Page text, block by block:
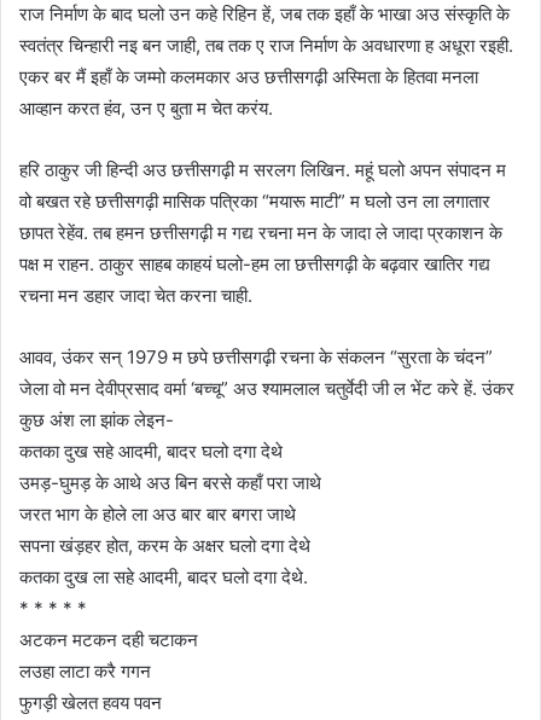
राज निर्माण के बाद घलो उन कहे रिहिन हें, जब तक इहाँ के भाखा अउ संस्कृति के
स्वतंत्र चिन्हारी नइ बन जाही, तब तक ए राज निर्माण के अवधारणा ह अधूरा रइही.
एकर बर मैं इहाँ के जम्मो कलमकार अउ छत्तीसगढ़ी अस्मिता के हितवा मनला
आव्हान करत हंव, उन ए बुता म चेत करंय.
हरि ठाकुर जी हिन्दी अउ छत्तीसगढ़ी म सरलग लिखिन. महूं घलो अपन संपादन म
वो बखत रहे छत्तीसगढ़ी मासिक पत्रिका “मयारू माटी” म घलो उन ला लगातार
छापत रेहेंव. तब हमन छत्तीसगढ़ी म गद्य रचना मन के जादा ले जादा प्रकाशन के
पक्ष म राहन. ठाकुर साहब काहयं घलो-हम ला छत्तीसगढ़ी के बढ़वार खातिर गद्य
रचना मन डहार जादा चेत करना चाही.
आवव, उंकर सन् 1979 म छपे छत्तीसगढ़ी रचना के संकलन “सुरता के चंदन”
जेला वो मन देवीप्रसाद वर्मा ‘बच्चू” अउ श्यामलाल चतुर्वेदी जी ल भेंट करे हें. उंकर
कुछ अंश ला झांक लेइन-
कतका दुख सहे आदमी, बादर घलो दगा देथे
उमड़-घुमड़ के आथे अउ बिन बरसे कहाँ परा जाथे
जरत भाग के होले ला अउ बार बार बगरा जाथे
सपना खंड़हर होत, करम के अक्षर घलो दगा देथे
कतका दुख ला सहे आदमी, बादर घलो दगा देथे.
* * * * *
अटकन मटकन दही चटाकन
लउहा लाटा करै गगन
फुगड़ी खेलत हवय पवन